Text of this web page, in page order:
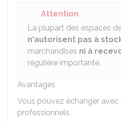
Attention
La plupart des espaces
n'autorisent pas à
marchandises ni à
régulière importante.
Avantages
Vous pouvez échanger avec
professionnels.